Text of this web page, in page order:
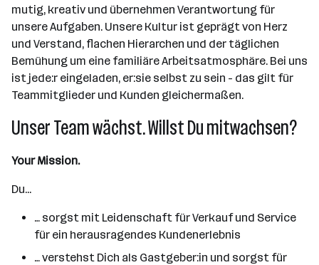
mutig, kreativ und übernehmen Verantwortung für
unsere Aufgaben. Unsere Kultur ist geprägt von Herz
und Verstand, flachen Hierarchen und der täglichen
Bemühung um eine familiäre Arbeitsatmosphäre. Bei uns
ist jede:r eingeladen, er:sie selbst zu sein - das gilt für
Teammitglieder und Kunden gleichermaßen.
Unser Team wächst. Willst Du mitwachsen?
Your Mission.
Du...
… sorgst mit Leidenschaft für Verkauf und Service
für ein herausragendes Kundenerlebnis
… verstehst Dich als Gastgeber:in und sorgst für